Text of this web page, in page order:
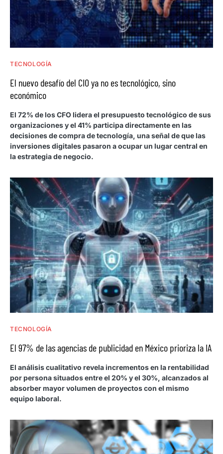
TECNOLOGÍA
El nuevo desafío del CIO ya no es tecnológico, sino
económico
El 72% de los CFO lidera el presupuesto tecnológico de sus
organizaciones y el 41% participa directamente en las
decisiones de compra de tecnología, una señal de que las
inversiones digitales pasaron a ocupar un lugar central en
la estrategia de negocio.
TECNOLOGÍA
El 97% de las agencias de publicidad en México prioriza la IA
El análisis cualitativo revela incrementos en la rentabilidad
por persona situados entre el 20% y el 30%, alcanzados al
absorber mayor volumen de proyectos con el mismo
equipo laboral.